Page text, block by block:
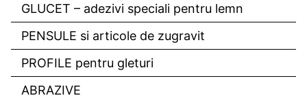
GLUCET – adezivi speciali pentru lemn
PENSULE si articole de zugravit
PROFILE pentru gleturi
ABRAZIVE